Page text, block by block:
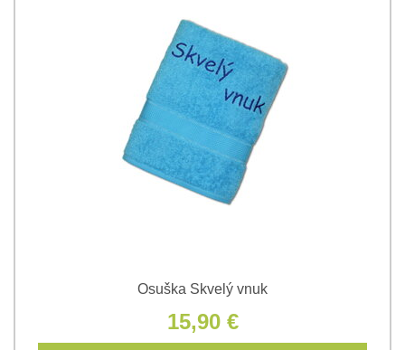
Osuška Skvelý vnuk
15,90 €